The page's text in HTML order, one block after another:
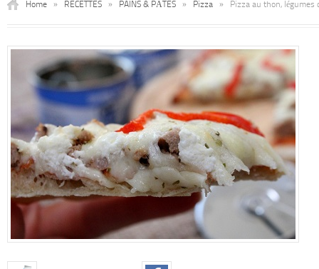
Home » RECETTES » PAINS & PÂTES » Pizza » Pizza au thon, légumes